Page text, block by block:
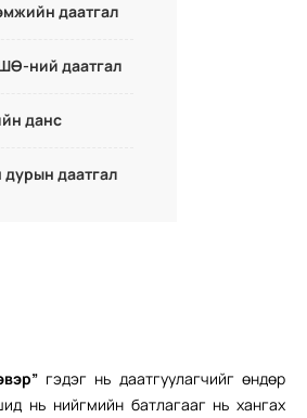
даатгал
ний даатгал
данс
даатгал
гэдэг нь даатгуулагчийг өндөр
нь нийгмийн батлагааг нь хангах